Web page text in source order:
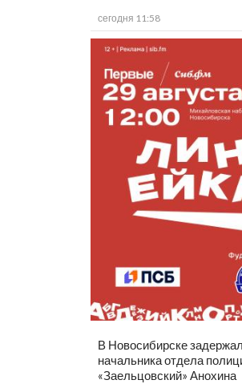
сегодня 11:58
В Новосибирске
начальника отдела
«Заельцовский» Анохина